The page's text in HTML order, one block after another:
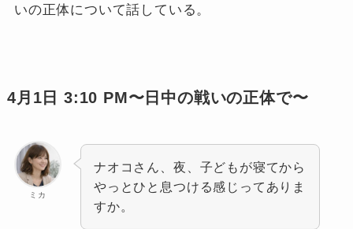
いの正体について話している。
4月1日 3:10 PM〜日中の戦いの正体で〜
ミカ
ナオコさん、夜、子どもが寝てから
やっとひと息つける感じってありま
すか。